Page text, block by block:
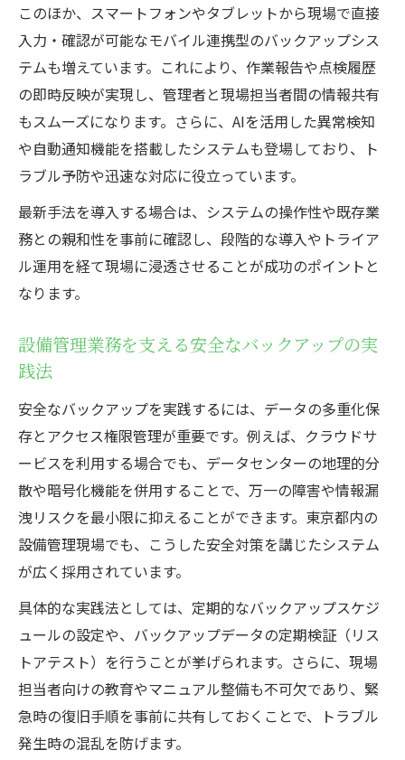
設備管理の安定稼働を支えるバックアップ
の役割
紙やExcel管理の課題を解消する方法
設備管理で紙やExcel管理の限界を突破する
方法
設備管理の業務効率化に役立つシステム活
用術
紙・Excel依存から脱却した設備管理の実践
例
設備管理の煩雑さを解消するデジタル化の
設備管理業務に求められる継承のポイント
設備管理業務の継承を円滑に進めるポイン
ト解説
設備管理におけるナレッジ共有と継承の工
夫とは
属人化防止に役立つ設備管理の継承手法を
紹介
設備管理担当者の知識を次世代へ継承する
方法
設備管理の現場力を高める継承フローの重
要性
このほか、スマートフォンやタブレットから現場で直接
入力・確認が可能なモバイル連携型のバックアップシス
テムも増えています。これにより、作業報告や点検履歴
の即時反映が実現し、管理者と現場担当者間の情報共有
もスムーズになります。さらに、AIを活用した異常検知
や自動通知機能を搭載したシステムも登場しており、ト
ラブル予防や迅速な対応に役立っています。
最新手法を導入する場合は、システムの操作性や既存業
務との親和性を事前に確認し、段階的な導入やトライア
ル運用を経て現場に浸透させることが成功のポイントと
なります。
設備管理業務を支える安全なバックアップの実
践法
安全なバックアップを実践するには、データの多重化保
存とアクセス権限管理が重要です。例えば、クラウドサ
ービスを利用する場合でも、データセンターの地理的分
散や暗号化機能を併用することで、万一の障害や情報漏
洩リスクを最小限に抑えることができます。東京都内の
設備管理現場でも、こうした安全対策を講じたシステム
が広く採用されています。
具体的な実践法としては、定期的なバックアップスケジ
ュールの設定や、バックアップデータの定期検証（リス
トアテスト）を行うことが挙げられます。さらに、現場
担当者向けの教育やマニュアル整備も不可欠であり、緊
急時の復旧手順を事前に共有しておくことで、トラブル
発生時の混乱を防げます。